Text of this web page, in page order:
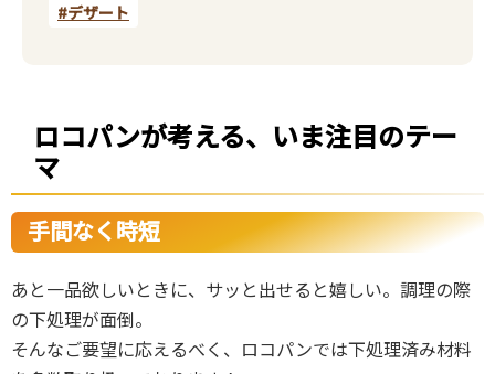
#デザート
ロコパンが考える、いま注目のテー
マ
手間なく時短
あと一品欲しいときに、サッと出せると嬉しい。調理の際
の下処理が面倒。
そんなご要望に応えるべく、ロコパンでは下処理済み材料